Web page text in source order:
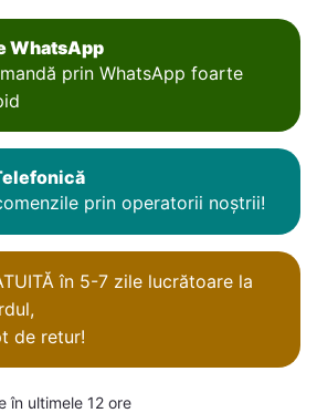
WhatsApp
prin WhatsApp foarte
prin operatorii noștrii!
în 5-7 zile lucrătoare la
de retur!
în ultimele 12 ore